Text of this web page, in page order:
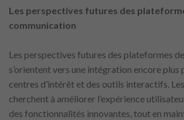
Les perspectives futures des
communication
Les perspectives futures des plateformes
s’orientent vers une intégration encore plus
centres d’intérêt et des outils interactifs.
cherchent à améliorer l’expérience
des fonctionnalités innovantes, tout en